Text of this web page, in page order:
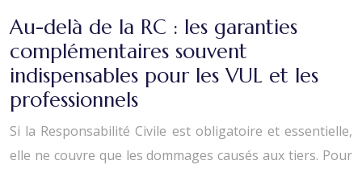
Au-delà de la RC : les garanties
complémentaires souvent
indispensables pour les VUL et les
professionnels
Si la Responsabilité Civile est obligatoire et essentielle,
elle ne couvre que les dommages causés aux tiers. Pour